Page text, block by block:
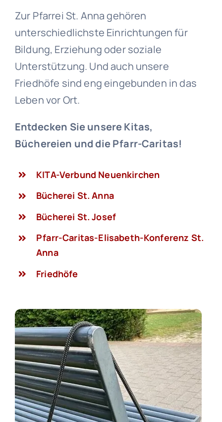
Zur Pfarrei St. Anna gehören
unterschiedlichste Einrichtungen für
Bildung, Erziehung oder soziale
Unterstützung. Und auch unsere
Friedhöfe sind eng eingebunden in das
Leben vor Ort.
Entdecken Sie unsere Kitas,
Büchereien und die Pfarr-Caritas!
KITA-Verbund Neuenkirchen
Bücherei St. Anna
Bücherei St. Josef
Pfarr-Caritas-Elisabeth-Konferenz St.
Anna
Friedhöfe